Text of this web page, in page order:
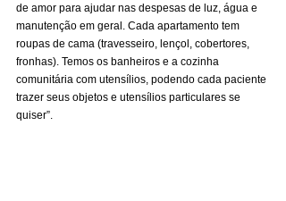
de amor para ajudar nas despesas de luz, água e
manutenção em geral. Cada apartamento tem
roupas de cama (travesseiro, lençol, cobertores,
fronhas). Temos os banheiros e a cozinha
comunitária com utensílios, podendo cada paciente
trazer seus objetos e utensílios particulares se
quiser”.